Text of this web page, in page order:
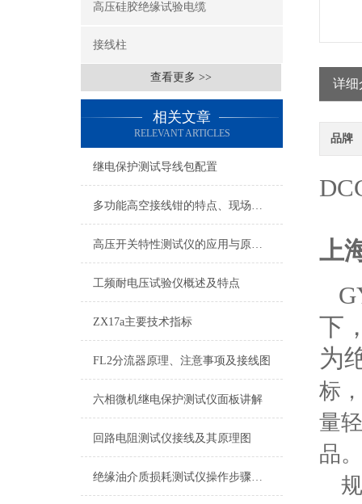
高压硅胶绝缘试验电缆
接线柱
查看更多 >>
相关文章
RELEVANT ARTICLES
继电保护测试导线包配置
多功能高空接线钳的特点、现场使用方法
高压开关特性测试仪的应用与原理介绍
工频耐电压试验仪概述及特点
ZX17a主要技术指标
FL2分流器原理、注意事项及接线图
六相微机继电保护测试仪面板讲解
回路电阻测试仪接线及其原理图
绝缘油介质损耗测试仪操作步骤方法
详细
品牌
上
下
为
标
量
品。
规